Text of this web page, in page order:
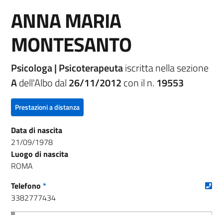
ANNA MARIA
MONTESANTO
Psicologa | Psicoterapeutaiscritta nella sezione
Adell'Albo dal26/11/2012con il n. 19553
Prestazioni a distanza
Data di nascita
21/09/1978
Luogo di nascita
ROMA
Telefono *
3382777434